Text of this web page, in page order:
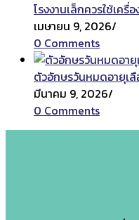
โรงงานเล็กควรใช้เค
เมษายน 9, 2026/
0 Comments
ตัวอักษรวันหมดอายุเลื
มีนาคม 9, 2026/
0 Comments